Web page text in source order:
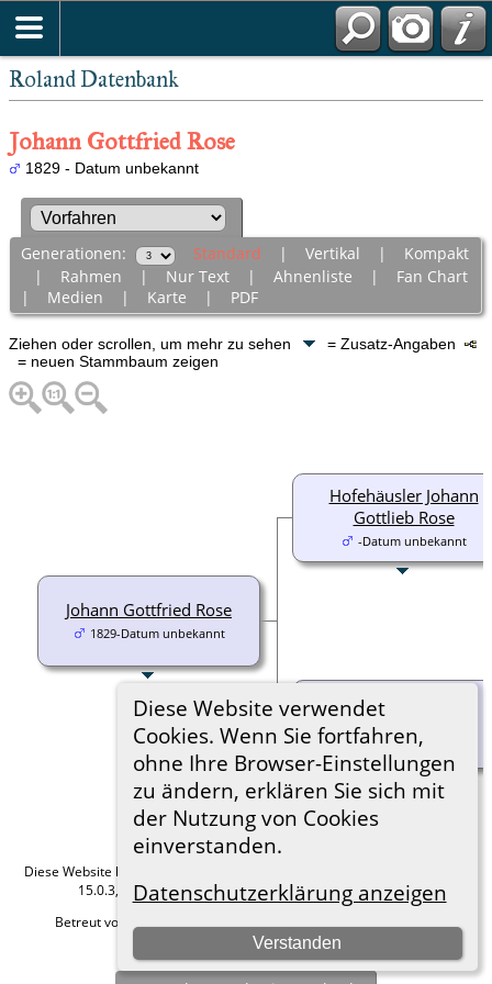
Roland Datenbank
Diese Website verwendet
Cookies. Wenn Sie fortfahren,
ohne Ihre Browser-Einstellungen
zu ändern, erklären Sie sich mit
der Nutzung von Cookies
einverstanden.
Datenschutzerklärung anzeigen
Verstanden
Johann Gottfried Rose
1829 - Datum unbekannt
Generationen: Standard | Vertikal | Kompakt
| Rahmen | Nur Text| Ahnenliste | Fan Chart
| Medien | Karte | PDF
Ziehen oder scrollen, um mehr zu sehen
= Zusatz-Angaben
= neuen Stammbaum zeigen
Johann Gottfried Rose
1829-Datum unbekannt
Hofehäusler Johann
Gottlieb Rose
-Datum unbekannt
Johanne Christiane
Überschär
-Datum unbekannt
Diese Website läuft mit
15.0.3, programmiert von Darrin Lythgoe © 2001-2026.
Betreut von
Hier geht es zum Impressum